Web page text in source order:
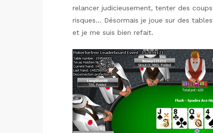
relancer judicieusement, tenter des
risques… Désormais je joue sur des
et je me suis bien refait.